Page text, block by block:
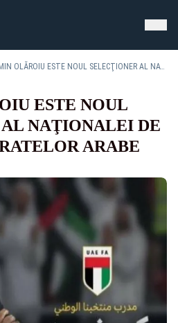
COSMIN OLĂROIU ESTE NOUL SELECŢIONER AL NAŢIONALEI DE FOTBAL A EMIRATELOR ARABE UNITE
ESTE NOUL
NAŢIONALEI DE
ARABE